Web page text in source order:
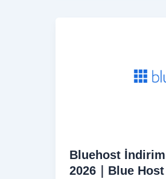
Bluehost
2026｜Blue